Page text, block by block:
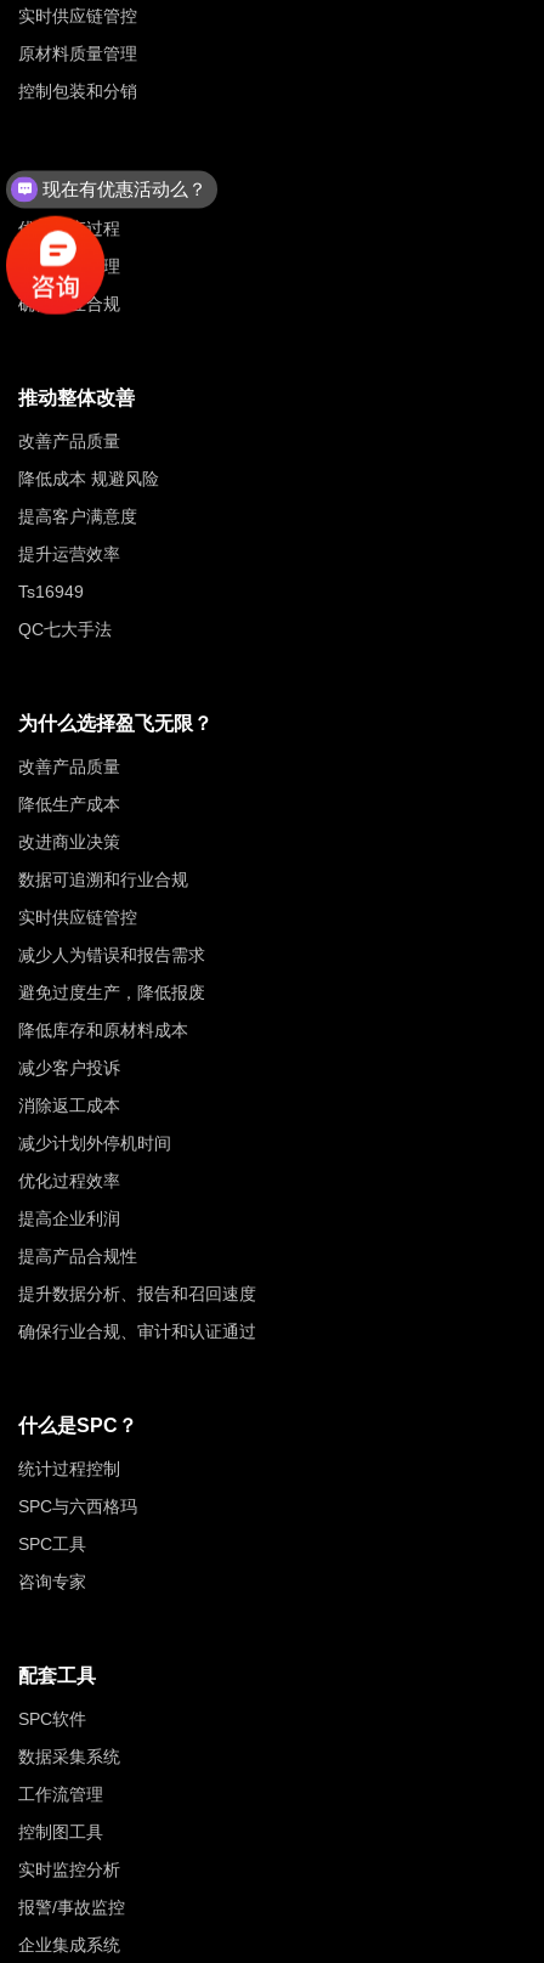
实时供应链管控
原材料质量管理
控制包装和分销
卓越的运营视角
优化生产过程
改善物流管理
确保行业合规
推动整体改善
改善产品质量
降低成本 规避风险
提高客户满意度
提升运营效率
Ts16949
QC七大手法
为什么选择盈飞无限？
改善产品质量
降低生产成本
改进商业决策
数据可追溯和行业合规
实时供应链管控
减少人为错误和报告需求
避免过度生产，降低报废
降低库存和原材料成本
减少客户投诉
消除返工成本
减少计划外停机时间
优化过程效率
提高企业利润
提高产品合规性
提升数据分析、报告和召回速度
确保行业合规、审计和认证通过
什么是SPC？
统计过程控制
SPC与六西格玛
SPC工具
咨询专家
配套工具
SPC软件
数据采集系统
工作流管理
控制图工具
实时监控分析
报警/事故监控
企业集成系统
现在有优惠活动么？